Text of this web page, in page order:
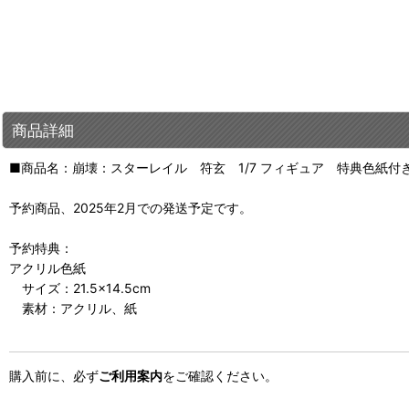
商品詳細
■商品名：崩壊：スターレイル 符玄 1/7 フィギュア 特典色紙付
予約商品、2025年2月での発送予定です。
予約特典：
アクリル色紙
サイズ：21.5×14.5cm
素材：アクリル、紙
購入前に、必ずご利用案内をご確認ください。